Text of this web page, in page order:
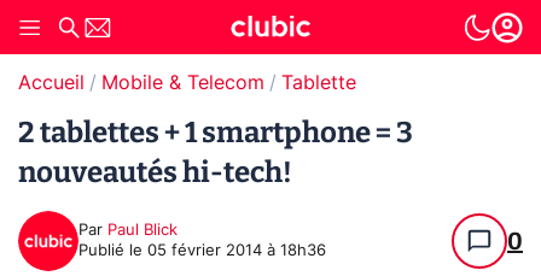
Accueil Mobile & Telecom Tablette
2 tablettes + 1 smartphone = 3
nouveautés hi-tech!
Par Paul Blick
Publié le 05 février 2014 à 18h36 0